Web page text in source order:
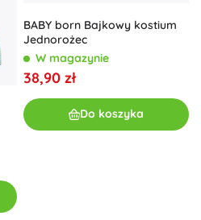
BABY born Bajkowy kostium
Jednorożec
W magazynie
38,90 zł
Do koszyka